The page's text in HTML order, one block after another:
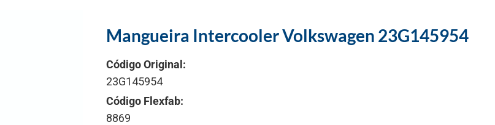
Mangueira Intercooler Volkswagen 23G145954
Código Original:
23G145954
Código Flexfab:
8869